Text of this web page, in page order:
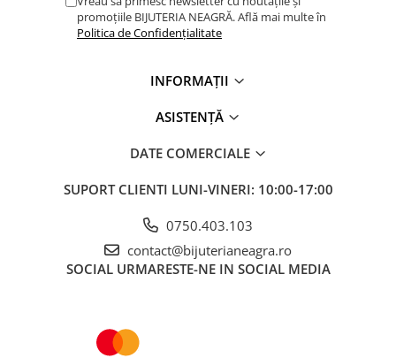
promoțiile BIJUTERIA NEAGRĂ. Află mai multe în
Politica de Confidențialitate
INFORMAȚII
ASISTENȚĂ
DATE COMERCIALE
SUPORT CLIENTI LUNI-VINERI: 10:00-17:00
0750.403.103
contact@bijuterianeagra.ro
SOCIAL URMARESTE-NE IN SOCIAL MEDIA